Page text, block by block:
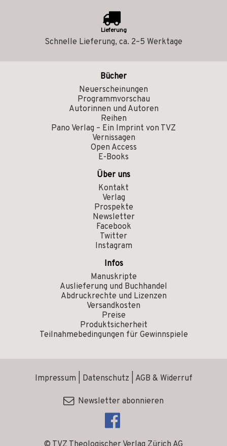
Lieferung
Schnelle Lieferung, ca. 2–5 Werktage
Bücher
Neuerscheinungen
Programmvorschau
Autorinnen und Autoren
Reihen
Pano Verlag – Ein Imprint von TVZ
Vernissagen
Open Access
E-Books
Über uns
Kontakt
Verlag
Prospekte
Newsletter
Facebook
Twitter
Instagram
Infos
Manuskripte
Auslieferung und Buchhandel
Abdruckrechte und Lizenzen
Versandkosten
Preise
Produktsicherheit
Teilnahmebedingungen für Gewinnspiele
Impressum Datenschutz AGB & Widerruf
Newsletter abonnieren